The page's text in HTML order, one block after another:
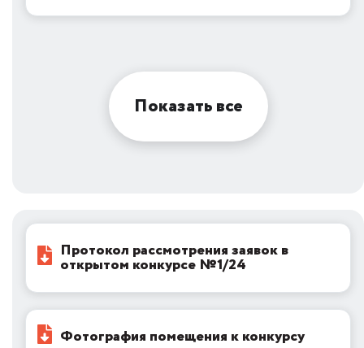
Показать все
Протокол рассмотрения заявок в
открытом конкурсе №1/24
Фотография помещения к конкурсу